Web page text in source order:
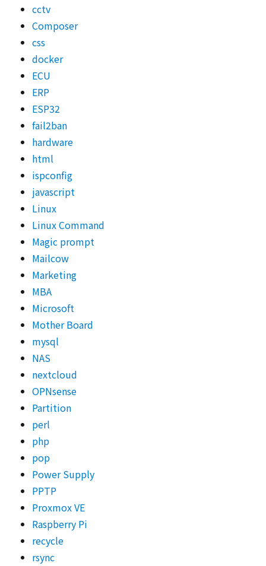
cctv
Composer
css
docker
ECU
ERP
ESP32
fail2ban
hardware
html
ispconfig
javascript
Linux
Linux Command
Magic prompt
Mailcow
Marketing
MBA
Microsoft
Mother Board
mysql
NAS
nextcloud
OPNsense
Partition
perl
php
pop
Power Supply
PPTP
Proxmox VE
Raspberry Pi
recycle
rsync